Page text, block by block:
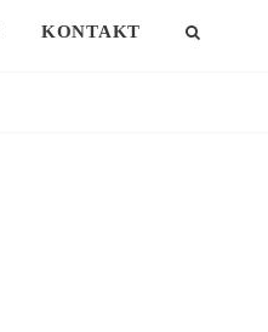
KONTAKT